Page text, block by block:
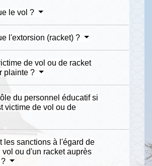
le vol ?
l'extorsion (racket) ?
de vol ou de racket
plainte ?
du personnel éducatif si
victime de vol ou de
les sanctions à l'égard de
vol ou d'un racket auprès